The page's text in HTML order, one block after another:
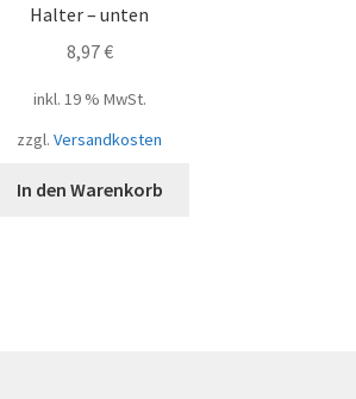
Halter – unten
8,97€
inkl. 19 % MwSt.
zzgl. Versandkosten
In den Warenkorb